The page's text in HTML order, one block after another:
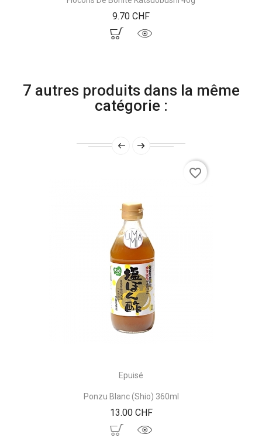
9.70 CHFPrix
7 autres produits dans la même
catégorie :
Epuisé
Ponzu Blanc (Shio) 360ml
13.00 CHFPrix
favorite_border